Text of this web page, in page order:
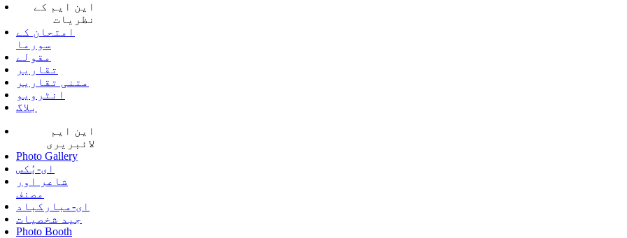
این ایم کے
نظریات
امتحان کے
سورما
مقولے
تقاریر
متنی تقاریر
انٹرویو
بلاگ
این ایم
لائبریری
Photo Gallery
ای-بُکس
شاعر اور
مصنف
ای-مبارکباد
جید شخصیات
Photo Booth